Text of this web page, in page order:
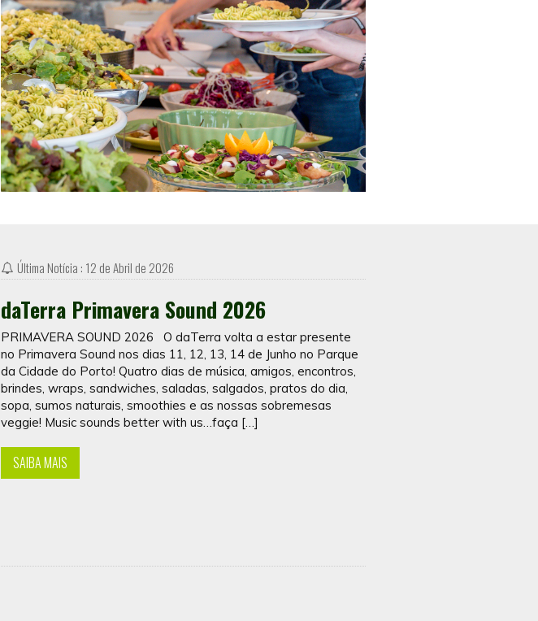
Última Notícia : 12 de Abril de 2026
daTerra Primavera Sound 2026
PRIMAVERA SOUND 2026 O daTerra volta a estar presente
no Primavera Sound nos dias 11, 12, 13, 14 de Junho no Parque
da Cidade do Porto! Quatro dias de música, amigos, encontros,
brindes, wraps, sandwiches, saladas, salgados, pratos do dia,
sopa, sumos naturais, smoothies e as nossas sobremesas
veggie! Music sounds better with us…faça […]
SAIBA MAIS